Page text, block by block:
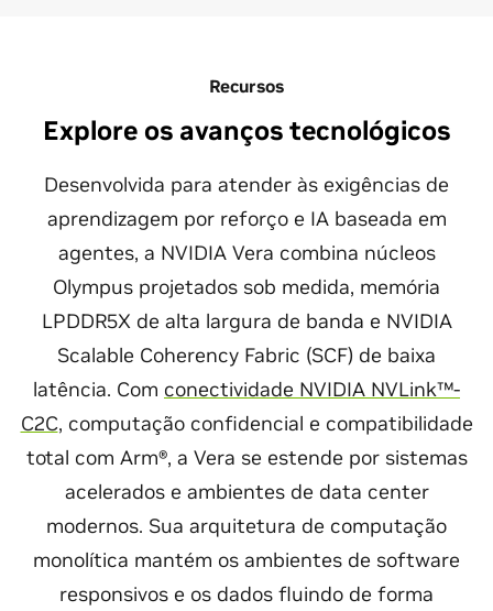
Recursos
Explore os avanços tecnológicos
Desenvolvida para atender às exigências de
aprendizagem por reforço e IA baseada em
agentes, a NVIDIA Vera combina núcleos
Olympus projetados sob medida, memória
LPDDR5X de alta largura de banda e NVIDIA
Scalable Coherency Fabric (SCF) de baixa
latência. Com conectividade NVIDIA NVLink™-
C2C, computação confidencial e compatibilidade
total com Arm®, a Vera se estende por sistemas
acelerados e ambientes de data center
modernos. Sua arquitetura de computação
monolítica mantém os ambientes de software
responsivos e os dados fluindo de forma